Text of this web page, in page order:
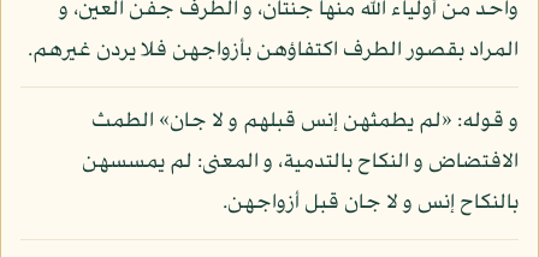
واحد من أولياء الله منها جنتان، و الطرف جفن العين، و
المراد بقصور الطرف اكتفاؤهن بأزواجهن فلا يردن غيرهم.
و قوله: «لم يطمثهن إنس قبلهم و لا جان» الطمث
الافتضاض و النكاح بالتدمية، و المعنى: لم يمسسهن
بالنكاح إنس و لا جان قبل أزواجهن.